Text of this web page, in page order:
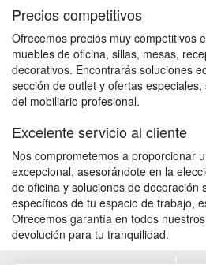
Precios competitivos
Ofrecemos precios muy competitivos
muebles de oficina, sillas, mesas,
decorativos. Encontrarás soluciones
sección de outlet y ofertas
del mobiliario profesional.
Excelente servicio al cliente
Nos comprometemos a proporcionar
excepcional, asesorándote en la
de oficina y soluciones de decoración
específicos de tu espacio de trabajo,
Ofrecemos garantía en todos
devolución para tu tranquilidad.